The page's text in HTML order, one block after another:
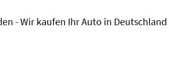
- Wir kaufen Ihr Auto in Deutschland